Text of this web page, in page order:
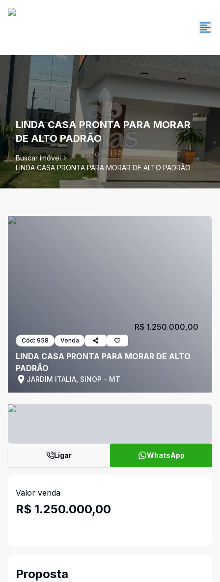
LINDA CASA PRONTA PARA MORAR
DE ALTO PADRÃO
Buscar imóvel
LINDA CASA PRONTA PARA MORAR DE ALTO PADRÃO
Cód: 958 Venda
LINDA CASA PRONTA PARA MORAR DE ALTO
PADRÃO
JARDIM ITALIA, SINOP - MT
R$ 1.250.000,00
Ligar WhatsApp
Valor venda
R$ 1.250.000,00
Proposta